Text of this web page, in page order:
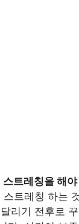
스트레칭을 해
스트레칭 하는
리기 전후로